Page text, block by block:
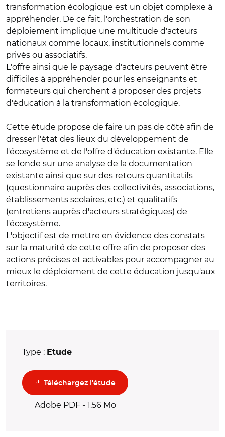
transformation écologique est un objet complexe à
appréhender. De ce fait, l'orchestration de son
déploiement implique une multitude d'acteurs
nationaux comme locaux, institutionnels comme
privés ou associatifs.
L'offre ainsi que le paysage d'acteurs peuvent être
difficiles à appréhender pour les enseignants et
formateurs qui cherchent à proposer des projets
d'éducation à la transformation écologique.
Cette étude propose de faire un pas de côté afin de
dresser l'état des lieux du développement de
l'écosystème et de l'offre d'éducation existante. Elle
se fonde sur une analyse de la documentation
existante ainsi que sur des retours quantitatifs
(questionnaire auprès des collectivités, associations,
établissements scolaires, etc.) et qualitatifs
(entretiens auprès d'acteurs stratégiques) de
l'écosystème.
L'objectif est de mettre en évidence des constats
sur la maturité de cette offre afin de proposer des
actions précises et activables pour accompagner au
mieux le déploiement de cette éducation jusqu'aux
territoires.
Type : Etude
Téléchargez l'étude(nouvelle fenêtre)
Adobe PDF - 1.56 Mo